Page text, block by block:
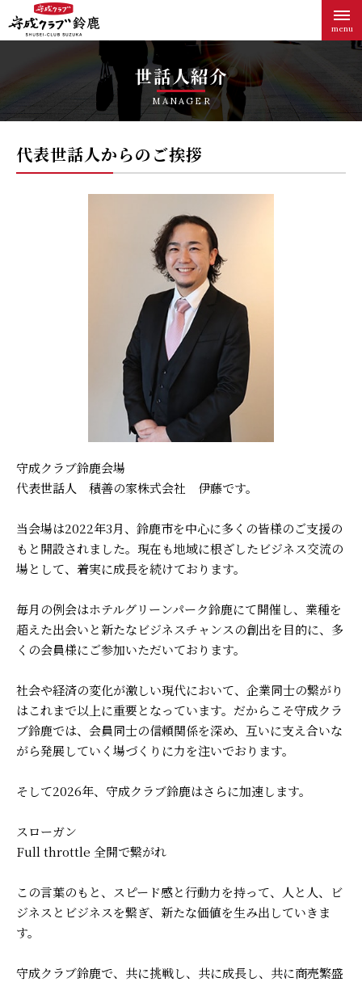
menu
世話人紹介
MANAGER
代表世話人からのご挨拶
守成クラブ鈴鹿会場
代表世話人 積善の家株式会社 伊藤です。
当会場は2022年3月、鈴鹿市を中心に多くの皆様のご支援の
もと開設されました。現在も地域に根ざしたビジネス交流の
場として、着実に成長を続けております。
毎月の例会はホテルグリーンパーク鈴鹿にて開催し、業種を
超えた出会いと新たなビジネスチャンスの創出を目的に、多
くの会員様にご参加いただいております。
社会や経済の変化が激しい現代において、企業同士の繋がり
はこれまで以上に重要となっています。だからこそ守成クラ
ブ鈴鹿では、会員同士の信頼関係を深め、互いに支え合いな
がら発展していく場づくりに力を注いでおります。
そして2026年、守成クラブ鈴鹿はさらに加速します。
スローガン
Full throttle 全開で繋がれ
この言葉のもと、スピード感と行動力を持って、人と人、ビ
ジネスとビジネスを繋ぎ、新たな価値を生み出していきま
す。
守成クラブ鈴鹿で、共に挑戦し、共に成長し、共に商売繁盛